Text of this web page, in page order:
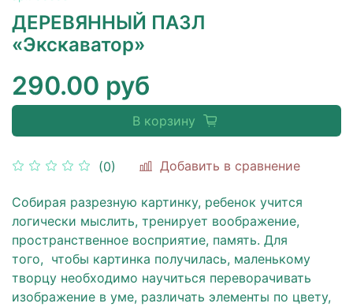
ДЕРЕВЯННЫЙ ПАЗЛ
«Экскаватор»
(0) Добавить в сравнение
290.00 руб
В корзину
Собирая разрезную картинку, ребенок учится
логически мыслить, тренирует воображение,
пространственное восприятие, память. Для
того, чтобы картинка получилась, маленькому
творцу необходимо научиться переворачивать
изображение в уме, различать элементы по цвету,